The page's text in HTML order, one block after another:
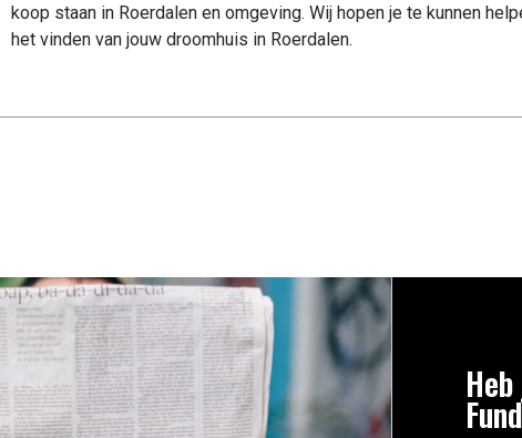
koop staan in Roerdalen en omgeving. Wij hopen je te kunnen
het vinden van jouw droomhuis in Roerdalen.